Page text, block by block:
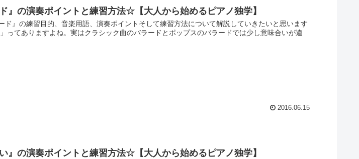
』の演奏ポイントと練習方法☆【大人から始めるピアノ独学】
ド』の練習目的、音楽用語、演奏ポイントそして練習方法について解説していきたいと思います
ってありますよね。実はクラシック曲のバラードとポップスのバラードでは少し意味合いが違
2016.06.15
』の演奏ポイントと練習方法☆【大人から始めるピアノ独学】